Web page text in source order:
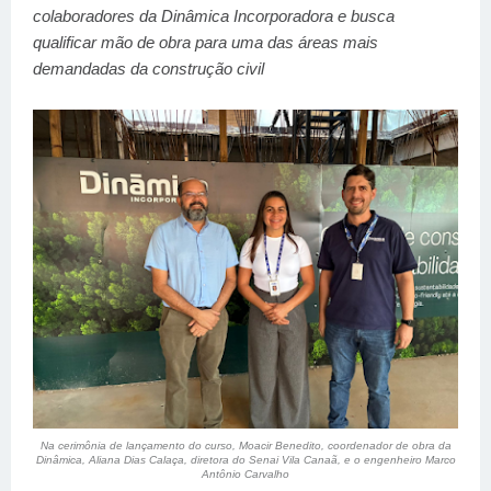
colaboradores da Dinâmica Incorporadora e busca
qualificar mão de obra para uma das áreas mais
demandadas da construção civil
Na cerimônia de lançamento do curso, Moacir Benedito, coordenador de obra da
Dinâmica, Aliana Dias Calaça, diretora do Senai Vila Canaã, e o engenheiro Marco
Antônio Carvalho